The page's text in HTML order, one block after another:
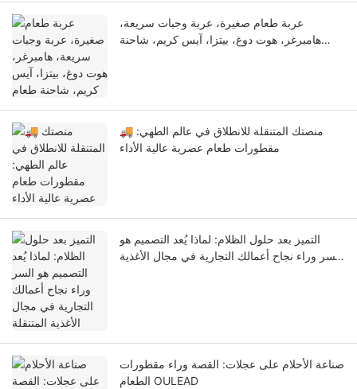
عربة طعام صغيرة، عربة وجبات سريعة،
هامبرغر، هوت دوغ، بيتزا، آيس كريم، شاحنة
🚚 منصتك المتنقلة للانطلاق في عالم الطهي:
مقطورات طعام عصرية عالية الأداء
التميز بعد حلول الظلام: لماذا يُعد التصميم هو
السر وراء نجاح أعمالك التجارية في مجال الأغذية
صناعة الأحلام على عجلات: القصة وراء مقطورات
الطعام OULEAD